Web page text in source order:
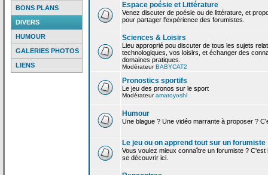
BONS PLANS
DIVERS
HUMOUR
GALERIES PHOTOS
LIENS
Espace poésie et Littérature
Venez discuter de poésie ou de littérature, et
pour partager l'expérience des forumistes.
Sciences & Loisirs
Lieu approprié pou discuter de tous les sujets
technologiques, vos loisirs, et échanger des
domaines pratiques.
ModérateurBABYCAT2
Pronostics sportifs
Le jeu des pronos sur le sport
Modérateuramatoyoshi
Humour
Une blague ? Une vidéo marrante à proposer ?
Le jeu ou on apprend tout sur un forumiste
Vous voulez mieux connaître un forumiste ? C'est
se découvrir ici.